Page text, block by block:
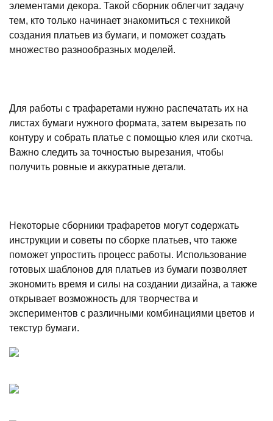
элементами декора. Такой сборник облегчит задачу
тем, кто только начинает знакомиться с техникой
создания платьев из бумаги, и поможет создать
множество разнообразных моделей.
Для работы с трафаретами нужно распечатать их на
листах бумаги нужного формата, затем вырезать по
контуру и собрать платье с помощью клея или скотча.
Важно следить за точностью вырезания, чтобы
получить ровные и аккуратные детали.
Некоторые сборники трафаретов могут содержать
инструкции и советы по сборке платьев, что также
поможет упростить процесс работы. Использование
готовых шаблонов для платьев из бумаги позволяет
экономить время и силы на создании дизайна, а также
открывает возможность для творчества и
экспериментов с различными комбинациями цветов и
текстур бумаги.